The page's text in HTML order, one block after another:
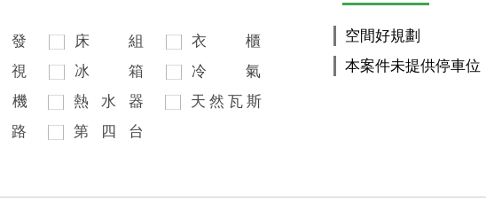
發
視
機
路
床
組
冰
箱
熱
水
器
第
四 台
衣
櫃
冷
氣
天 然 瓦 斯
空間好規劃
本案件未提供停車位